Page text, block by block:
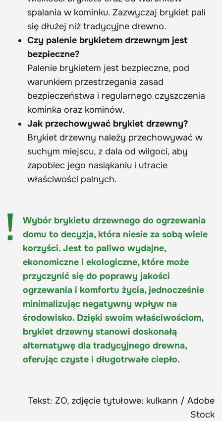
spalania w kominku. Zazwyczaj brykiet pali
się dłużej niż tradycyjne drewno.
Czy palenie brykietem drzewnym jest
bezpieczne?
Palenie brykietem jest bezpieczne, pod
warunkiem przestrzegania zasad
bezpieczeństwa i regularnego czyszczenia
kominka oraz kominów.
Jak przechowywać brykiet drzewny?
Brykiet drzewny należy przechowywać w
suchym miejscu, z dala od wilgoci, aby
zapobiec jego nasiąkaniu i utracie
właściwości palnych.
Wybór brykietu drzewnego do ogrzewania
domu to decyzja, która niesie za sobą wiele
korzyści. Jest to paliwo wydajne,
ekonomiczne i ekologiczne, które może
przyczynić się do poprawy jakości
ogrzewania i komfortu życia, jednocześnie
minimalizując negatywny wpływ na
środowisko. Dzięki swoim właściwościom,
brykiet drzewny stanowi doskonałą
alternatywę dla tradycyjnego drewna,
oferując czyste i długotrwałe ciepło.
Tekst: ZO, zdjęcie tytułowe: kulkann / Adobe
Stock